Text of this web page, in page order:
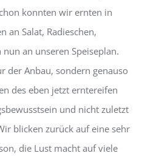
konnten wir ernten in
an Salat, Radieschen,
an unseren Speiseplan.
der Anbau, sondern genauso
des eben jetzt erntereifen
und nicht zuletzt
blicken zurück auf eine sehr
die Lust macht auf viele